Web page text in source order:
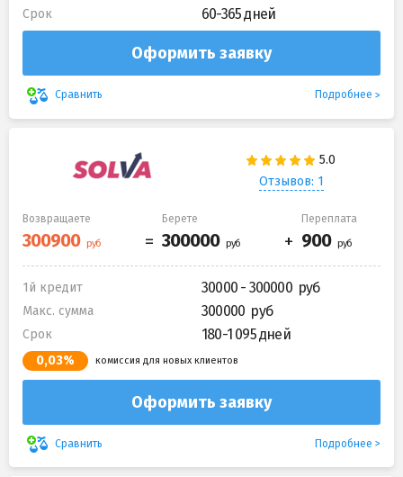
Срок 60-365 дней
Оформить заявку
Сравнить Подробнее
Отзывов: 1
Возвращаете Берете Переплата
1й кредит 30000 - 300000
Макс. сумма 300000
Срок 180-1 095 дней
0,03% комиссия для новых клиентов
Оформить заявку
Сравнить Подробнее